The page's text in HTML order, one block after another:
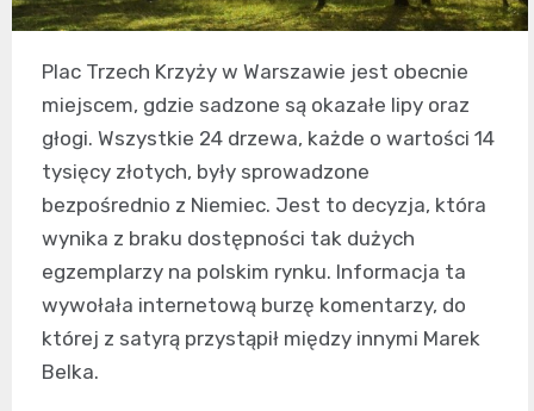
Plac Trzech Krzyży w Warszawie jest obecnie
miejscem, gdzie sadzone są okazałe lipy oraz
głogi. Wszystkie 24 drzewa, każde o wartości 14
tysięcy złotych, były sprowadzone
bezpośrednio z Niemiec. Jest to decyzja, która
wynika z braku dostępności tak dużych
egzemplarzy na polskim rynku. Informacja ta
wywołała internetową burzę komentarzy, do
której z satyrą przystąpił między innymi Marek
Belka.